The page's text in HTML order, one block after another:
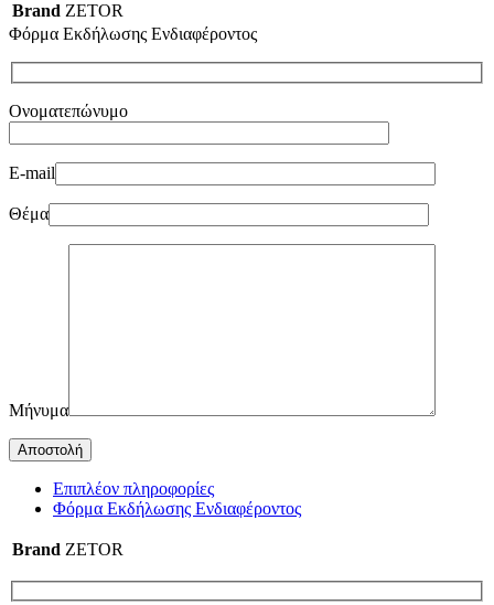
Brand ZETOR
Φόρμα Εκδήλωσης Ενδιαφέροντος
Ονοματεπώνυμο
E-mail
Θέμα
Μήνυμα
Επιπλέον πληροφορίες
Φόρμα Εκδήλωσης Ενδιαφέροντος
Brand ZETOR